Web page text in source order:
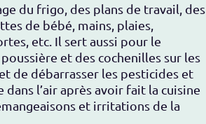
du frigo, des plans de travail, des
de bébé, mains, plaies,
etc. Il sert aussi pour le
et des cochenilles sur les
de débarrasser les pesticides et
l’air après avoir fait la cuisine
et irritations de la